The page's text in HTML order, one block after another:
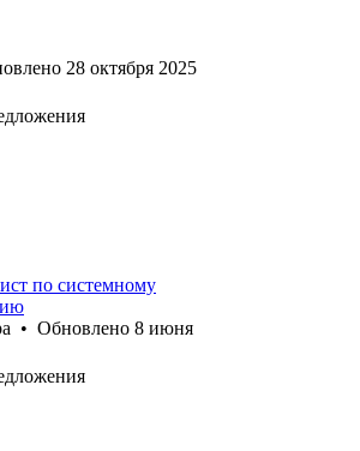
28 октября 2025
по системному
• Обновлено 8 июня